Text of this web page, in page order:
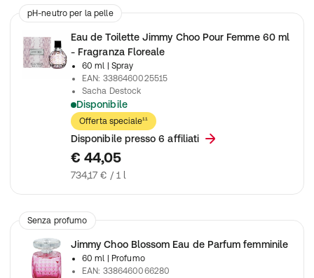
pH-neutro per la pelle
Eau de Toilette Jimmy Choo Pour Femme 60 ml
- Fragranza Floreale
60 ml
| Spray
EAN: 3386460025515
Sacha Destock
Disponibile
Jimmy Choo Pour Femme Eau de Toilette
Offerta speciale¹¹
Disponibile presso 6 affiliati
€ 44,05
734,17 € / 1 l
Senza profumo
Jimmy Choo Blossom Eau de Parfum femminile
60 ml
| Profumo
EAN: 3386460066280